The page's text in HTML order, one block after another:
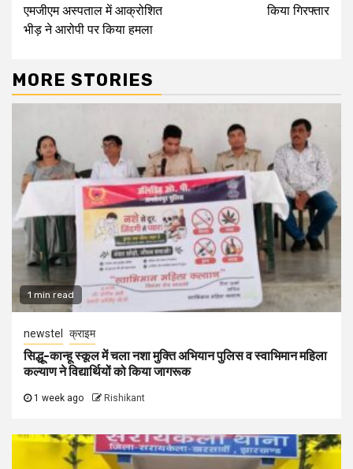
एमजीएम अस्पताल में आक्रोशित
भीड़ ने आरोपी पर किया हमला
किया गिरफ्तार
MORE STORIES
1 min read
newstel क्राइम
सिद्धू-कान्हू स्कूल में चला नशा मुक्ति अभियान पुलिस व स्वाभिमान महिला
कल्याण ने विद्यार्थियों को किया जागरूक
1 week ago Rishikant